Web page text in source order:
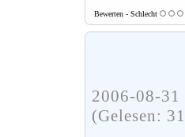
Bewerten - Schlecht
2006-08-
(Gelesen: